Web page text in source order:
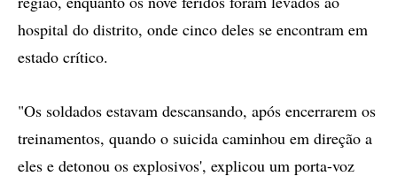
hospital do distrito, onde cinco deles se encontram em
estado crítico.
"Os soldados estavam descansando, após encerrarem os
treinamentos, quando o suicida caminhou em direção a
eles e detonou os explosivos', explicou um porta-voz